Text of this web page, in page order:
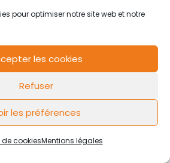
pour optimiser notre site web et notre
les cookies
Refuser
les préférences
de cookiesMentions légales